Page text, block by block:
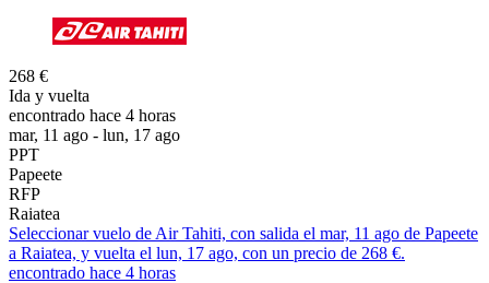
268 €
Ida y vuelta
encontrado hace 4 horas
mar, 11 ago - lun, 17 ago
PPT
Papeete
RFP
Raiatea
Seleccionar vuelo de Air Tahiti, con salida el mar, 11 ago de Papeete
a Raiatea, y vuelta el lun, 17 ago, con un precio de 268 €.
encontrado hace 4 horas